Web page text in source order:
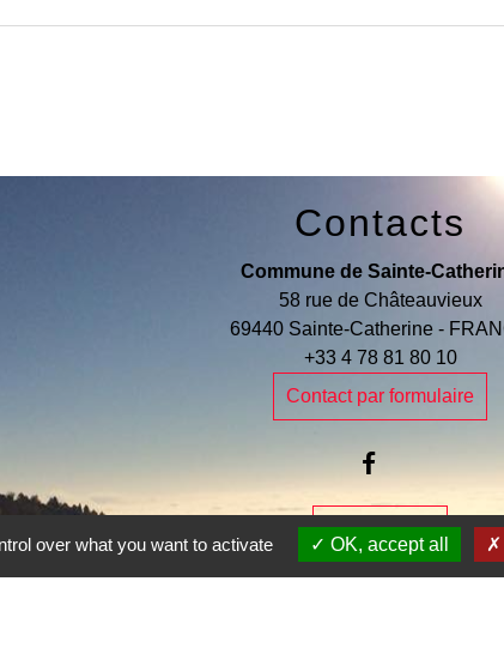
Contacts
Commune de Sainte-
58 rue de Châteauvieux
69440 Sainte-Catherine -
+33 4 78 81 80 10
Contact par formulaire
Je Contribue
over what you want to activate OK, accept all